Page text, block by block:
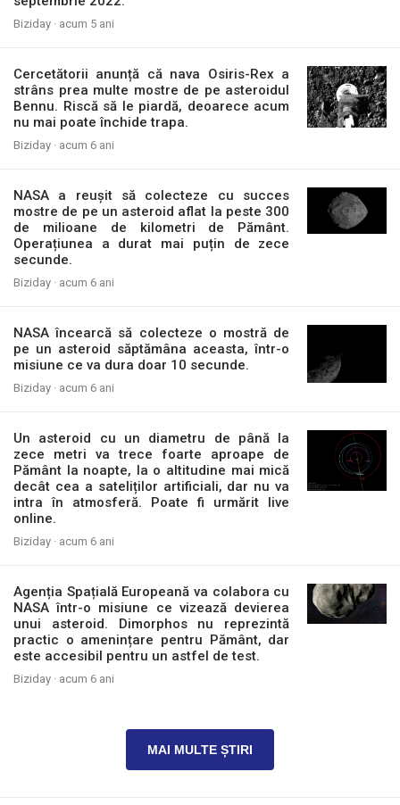
Biziday · acum 5 ani
Cercetătorii anunță că nava Osiris-Rex a
strâns prea multe mostre de pe asteroidul
Bennu. Riscă să le piardă, deoarece acum
nu mai poate închide trapa.
Biziday · acum 6 ani
NASA a reușit să colecteze cu succes
mostre de pe un asteroid aflat la peste 300
de milioane de kilometri de Pământ.
Operațiunea a durat mai puțin de zece
secunde.
Biziday · acum 6 ani
NASA încearcă să colecteze o mostră de
pe un asteroid săptămâna aceasta, într-o
misiune ce va dura doar 10 secunde.
Biziday · acum 6 ani
Un asteroid cu un diametru de până la
zece metri va trece foarte aproape de
Pământ la noapte, la o altitudine mai mică
decât cea a sateliților artificiali, dar nu va
intra în atmosferă. Poate fi urmărit live
online.
Biziday · acum 6 ani
Agenția Spațială Europeană va colabora cu
NASA într-o misiune ce vizează devierea
unui asteroid. Dimorphos nu reprezintă
practic o amenințare pentru Pământ, dar
este accesibil pentru un astfel de test.
Biziday · acum 6 ani
MAI MULTE ȘTIRI